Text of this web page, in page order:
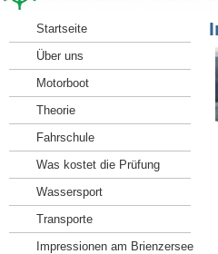
Startseite
Über uns
Motorboot
Theorie
Fahrschule
Was kostet die Prüfung
Wassersport
Transporte
Impressionen am Brienzersee